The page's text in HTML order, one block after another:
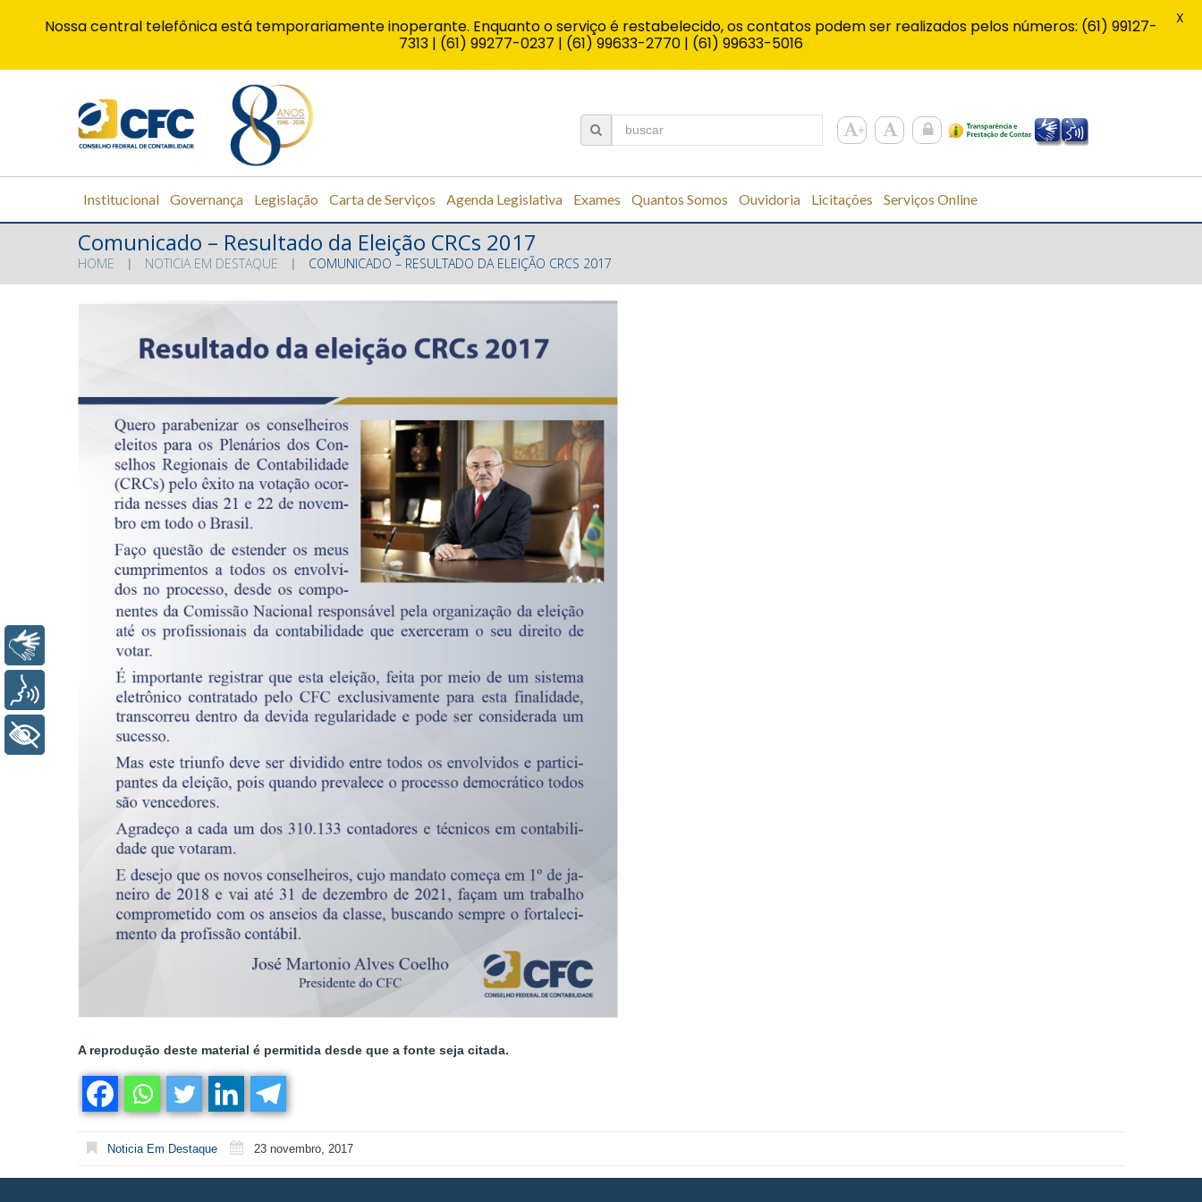
Institucional Governança Legislação Carta de Serviços Agenda Legislativa Exames Quantos Somos Ouvidoria Licitações Serviços Online
Comunicado – Resultado da Eleição CRCs 2017
HOME NOTICIA EM DESTAQUE COMUNICADO – RESULTADO DA ELEIÇÃO CRCS 2017
A reprodução deste material é permitida desde que a fonte seja citada.
Noticia Em Destaque 23 novembro, 2017
Nossa central telefônica está temporariamente inoperante. Enquanto o serviço é restabelecido, os contatos podem ser realizados pelos números: (61) 99127-
7313 | (61) 99277-0237 | (61) 99633-2770 | (61) 99633-5016
X
+ Acessibilidade